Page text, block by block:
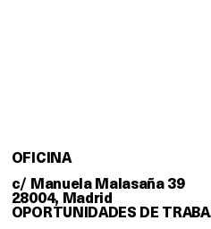
OFICINA
c/ Manuela Malasaña 39
28004, Madrid
OPORTUNIDADES DE